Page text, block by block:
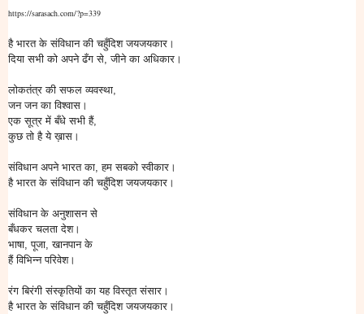
https://sarasach.com/?p=339
है भारत के संविधान की चहुँदिश जयजयकार।
दिया सभी को अपने ढँग से, जीने का अधिकार।
लोकतंत्र की सफल व्यवस्था,
जन जन का विश्वास।
एक सूत्र में बँधे सभी हैं,
कुछ तो है ये ख़ास।
संविधान अपने भारत का, हम सबको स्वीकार।
है भारत के संविधान की चहुँदिश जयजयकार।
संविधान के अनुशासन से
बँधकर चलता देश।
भाषा, पूजा, खानपान के
हैं विभिन्न परिवेश।
रंग बिरंगी संस्कृतियों का यह विस्तृत संसार।
है भारत के संविधान की चहुँदिश जयजयकार।